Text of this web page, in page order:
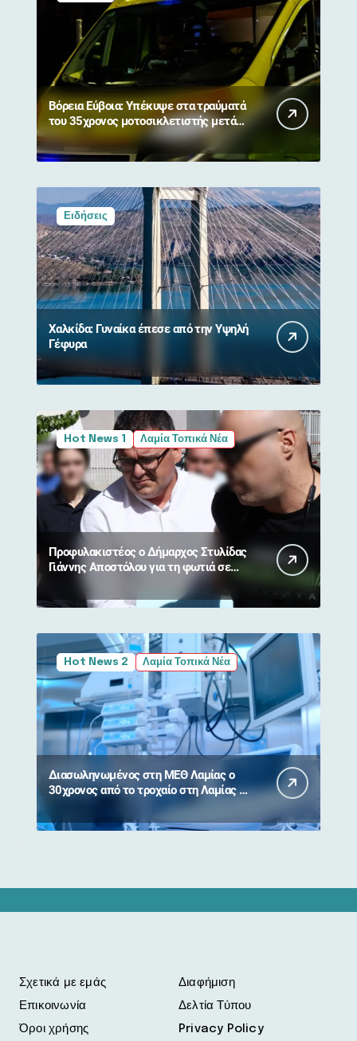
Βόρεια Εύβοια: Υπέκυψε στα τραύματά
του 35χρονος μοτοσικλετιστής μετά
από σύγκρουση με αγριογούρουνο
Ειδήσεις
Χαλκίδα: Γυναίκα έπεσε από την Υψηλή
Γέφυρα
Hot News 1 Λαμία Τοπικά Νέα
Προφυλακιστέος ο Δήμαρχος Στυλίδας
Γιάννης Αποστόλου για τη φωτιά σε
Hot News 2 Λαμία Τοπικά Νέα
Διασωληνωμένος στη ΜΕΘ Λαμίας ο
30χρονος από το τροχαίο στη Λαμίας –
Σχετικά με εμάς
Επικοινωνία
Όροι χρήσης
Διαφήμιση
Δελτία Τύπου
Privacy Policy